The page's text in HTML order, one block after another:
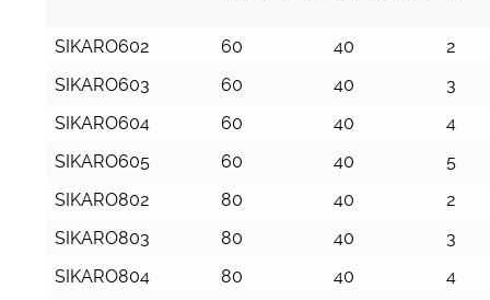
Cod.
Larghezza
piattaforma
Profondità
piattaforma
n.
SIKARO602 60 40
2
SIKARO603
60 40
3
SIKARO604
60 40
4
SIKARO605
60 40
5
SIKARO802
80 40
2
SIKARO803
80 40
3
SIKARO804
80 40
4